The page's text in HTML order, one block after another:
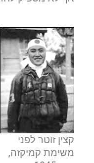
קצין זוטר לפני
משימת קמיקזה,